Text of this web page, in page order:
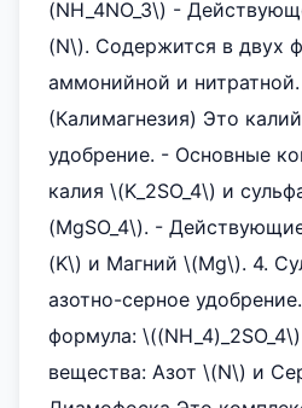
(NH_4NO_3\) -
(N\). Содержится в двух
аммонийной и
(Калимагнезия) Это
удобрение. - Основные
калия \(K_2SO_4\) и
(MgSO_4\). -
(K\) и Магний \(Mg\). 4.
азотно-серное
формула:
вещества: Азот \(N\) и